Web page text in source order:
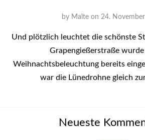
by Malte on 24.
Und plötzlich leuchtet die schönste
Grapengießerstraße wurde
Weihnachtsbeleuchtung bereits
war die Lünedrohne gleich
Neueste